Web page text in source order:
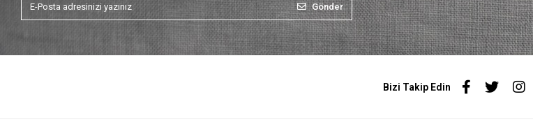
Gönder
Bizi Takip Edin